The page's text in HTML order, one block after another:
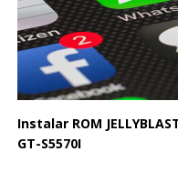
Instalar ROM
GT-S5570I